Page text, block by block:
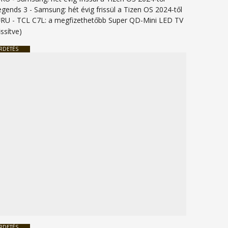
3 -Samsung: hét évig frissül a Tizen OS 2024-től
- TCL C7L: a megfizethetőbb Super QD-Mini LED TV